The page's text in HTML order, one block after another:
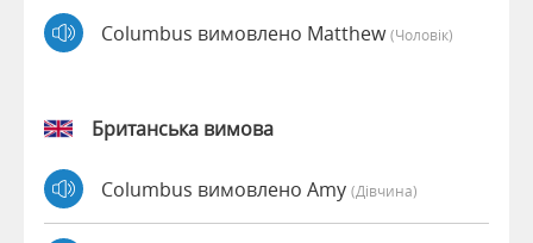
Columbus вимовлено Matthew(чоловік)
Британська вимова
Columbus вимовлено Amy (дівчина)